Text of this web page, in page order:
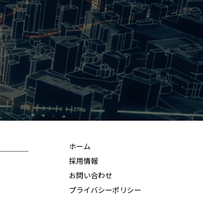
ホーム
採用情報
お問い合わせ
プライバシーポリシー